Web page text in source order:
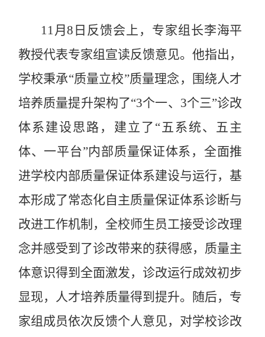
11月8日反馈会上，专家组长李海平
教授代表专家组宣读反馈意见。他指出，
学校秉承“质量立校”质量理念，围绕人才
培养质量提升架构了“3个一、3个三”诊改
体系建设思路，建立了“五系统、五主
体、一平台”内部质量保证体系，全面推
进学校内部质量保证体系建设与运行，基
本形成了常态化自主质量保证体系诊断与
改进工作机制，全校师生员工接受诊改理
念并感受到了诊改带来的获得感，质量主
体意识得到全面激发，诊改运行成效初步
显现，人才培养质量得到提升。随后，专
家组成员依次反馈个人意见，对学校诊改